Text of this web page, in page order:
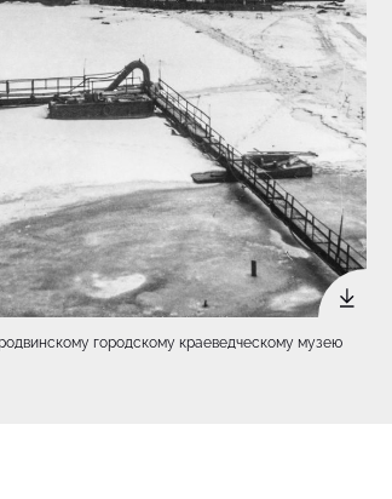
городскому краеведческому музею